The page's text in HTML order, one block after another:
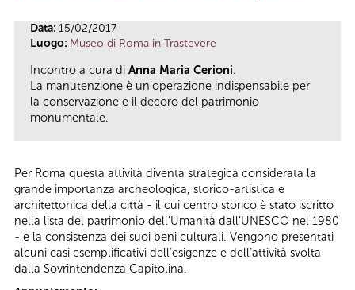
Data: 15/02/2017
Luogo: Museo di Roma in Trastevere
Incontro a cura di Anna Maria Cerioni.
La manutenzione è un’operazione indispensabile per
la conservazione e il decoro del patrimonio
monumentale.
Per Roma questa attività diventa strategica considerata la
grande importanza archeologica, storico-artistica e
architettonica della città - il cui centro storico è stato iscritto
nella lista del patrimonio dell’Umanità dall’UNESCO nel 1980
- e la consistenza dei suoi beni culturali. Vengono presentati
alcuni casi esemplificativi dell’esigenze e dell’attività svolta
dalla Sovrintendenza Capitolina.